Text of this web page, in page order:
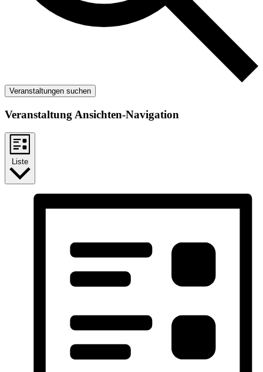
Veranstaltungen suchen
Veranstaltung Ansichten-Navigation
Liste